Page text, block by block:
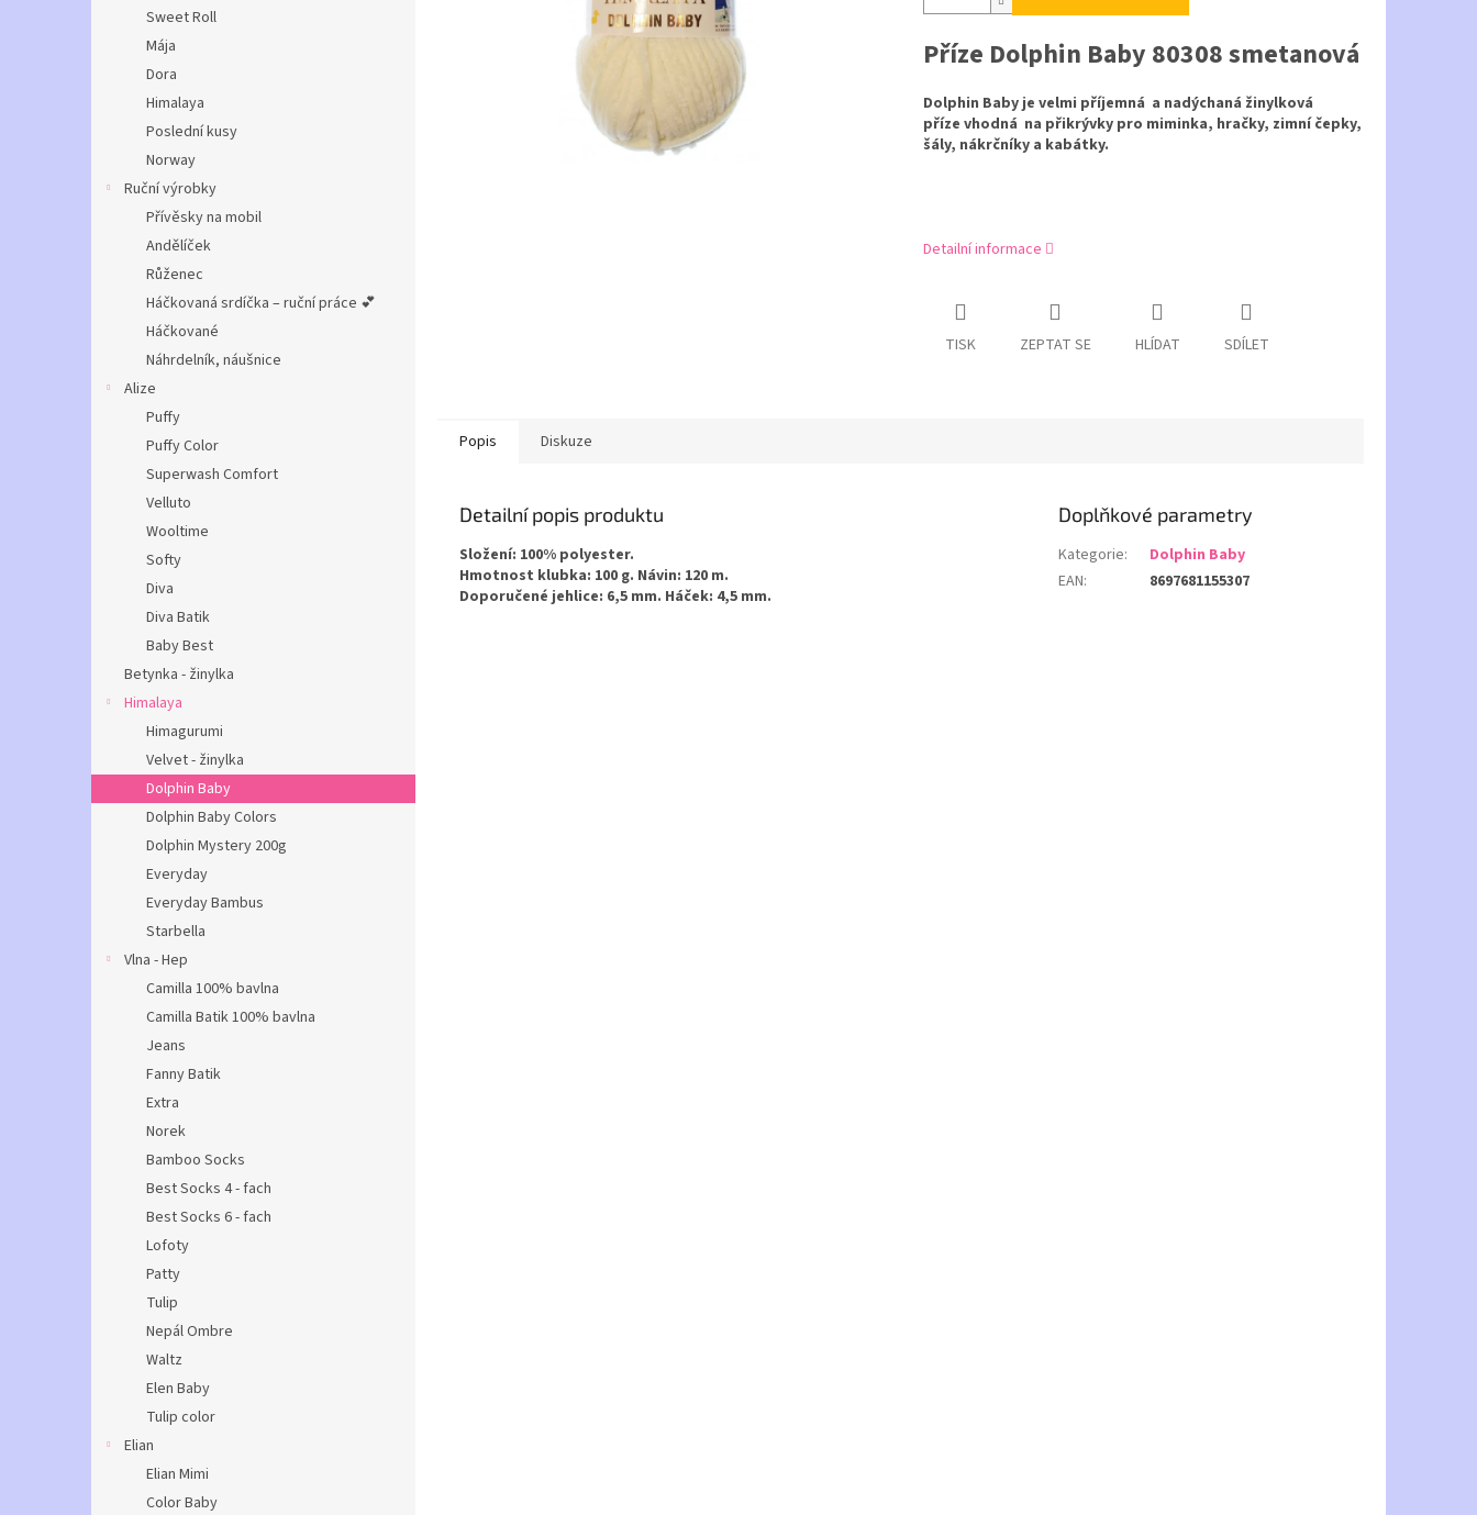
Sweet Roll
Mája
Dora
Himalaya
Poslední kusy
Norway
Ruční výrobky
Přívěsky na mobil
Andělíček
Růženec
Háčkovaná srdíčka – ruční práce 💕
Háčkované
Náhrdelník, náušnice
Alize
Puffy
Puffy Color
Superwash Comfort
Velluto
Wooltime
Softy
Diva
Diva Batik
Baby Best
Betynka - žinylka
Himalaya
Himagurumi
Velvet - žinylka
Dolphin Baby
Dolphin Baby Colors
Dolphin Mystery 200g
Everyday
Everyday Bambus
Starbella
Vlna - Hep
Camilla 100% bavlna
Camilla Batik 100% bavlna
Jeans
Fanny Batik
Extra
Norek
Bamboo Socks
Best Socks 4 - fach
Best Socks 6 - fach
Lofoty
Patty
Tulip
Nepál Ombre
Waltz
Elen Baby
Tulip color
Elian
Elian Mimi
Color Baby
Příze Dolphin Baby 80308 smetanová
Dolphin Baby je velmi příjemná a nadýchaná žinylková
příze vhodná na přikrývky pro miminka, hračky, zimní čepky,
šály, nákrčníky a kabátky.
Detailní informace
TISK ZEPTAT SE HLÍDAT SDÍLET
Popis Diskuze
Detailní popis produktu
Složení: 100% polyester.
Hmotnost klubka: 100 g. Návin: 120 m.
Doporučené jehlice: 6,5 mm. Háček: 4,5 mm.
Doplňkové parametry
Kategorie:
Dolphin Baby
EAN: 8697681155307